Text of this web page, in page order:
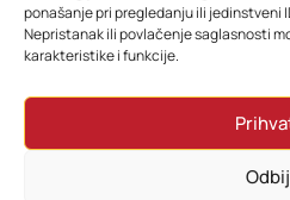
ponašanje pri pregledanju ili jedinstveni
Nepristanak ili povlačenje saglasnosti
karakteristike i funkcije.
Odbij